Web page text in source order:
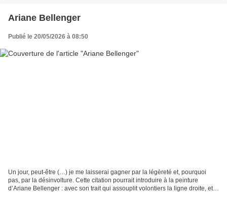
Ariane Bellenger
Publié le 20/05/2026 à 08:50
Un jour, peut-être (…) je me laisserai gagner par la légèreté et, pourquoi
pas, par la désinvolture. Cette citation pourrait introduire à la peinture
d’Ariane Bellenger : avec son trait qui assouplit volontiers la ligne droite, et